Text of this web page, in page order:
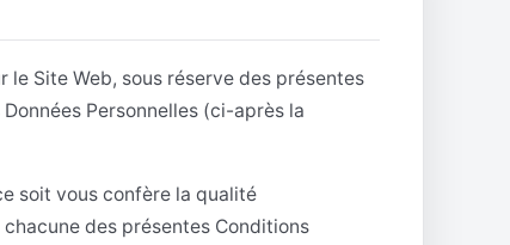
le Site Web, sous réserve des présentes
Personnelles (ci-après la
soit vous confère la qualité
des présentes Conditions